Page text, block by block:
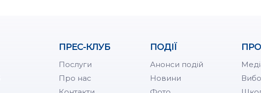
ПРЕС-КЛУБ
Послуги
Про нас
ПОДІЇ
Анонси подій
Новини